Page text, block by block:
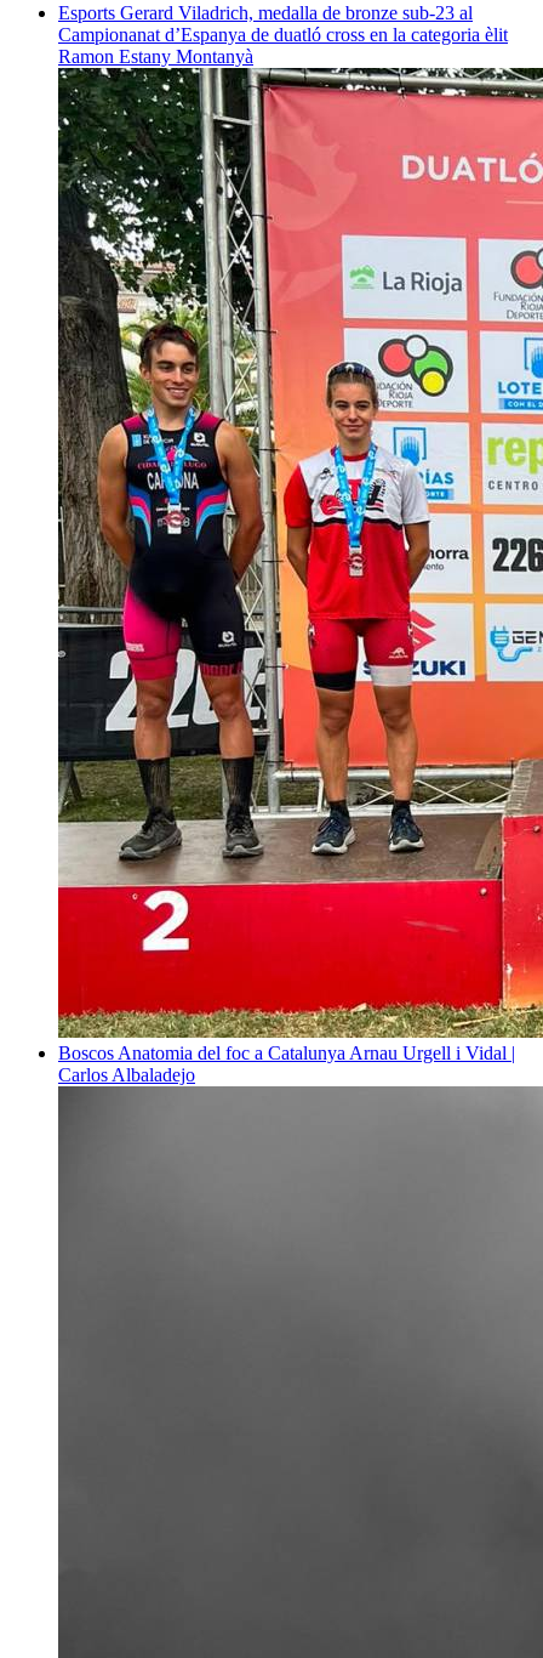
Esports Gerard Viladrich, medalla de bronze sub-23 al
Campionanat d’Espanya de duatló cross en la categoria èlit
Ramon Estany Montanyà
Boscos Anatomia del foc a Catalunya Arnau Urgell i Vidal |
Carlos Albaladejo